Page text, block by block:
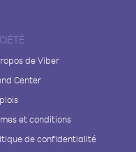
de Viber
Center
et conditions
de confidentialité